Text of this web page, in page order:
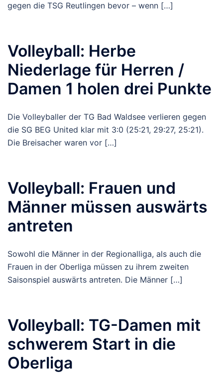
gegen die TSG Reutlingen bevor – wenn […]
Volleyball: Herbe
Niederlage für Herren /
Damen 1 holen drei Punkte
Die Volleyballer der TG Bad Waldsee verlieren gegen
die SG BEG United klar mit 3:0 (25:21, 29:27, 25:21).
Die Breisacher waren vor […]
Volleyball: Frauen und
Männer müssen auswärts
antreten
Sowohl die Männer in der Regionalliga, als auch die
Frauen in der Oberliga müssen zu ihrem zweiten
Saisonspiel auswärts antreten. Die Männer […]
Volleyball: TG-Damen mit
schwerem Start in die
Oberliga